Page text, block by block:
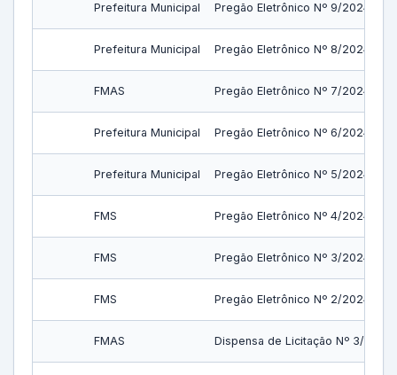
Prefeitura Municipal Pregão Eletrônico Nº 9/2024
Prefeitura Municipal Pregão Eletrônico Nº 8/2024
FMAS Pregão Eletrônico Nº 7/2024
Prefeitura Municipal Pregão Eletrônico Nº 6/2024
Prefeitura Municipal Pregão Eletrônico Nº 5/2024
FMS Pregão Eletrônico Nº 4/2024
FMS Pregão Eletrônico Nº 3/2024
FMS Pregão Eletrônico Nº 2/2024
FMAS Dispensa de Licitação Nº 3/2024